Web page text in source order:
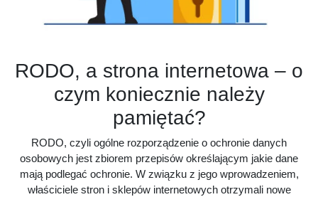
RODO, a strona internetowa – o
czym koniecznie należy
pamiętać?
RODO, czyli ogólne rozporządzenie o ochronie danych
osobowych jest zbiorem przepisów określającym jakie dane
mają podlegać ochronie. W związku z jego wprowadzeniem,
właściciele stron i sklepów internetowych otrzymali nowe